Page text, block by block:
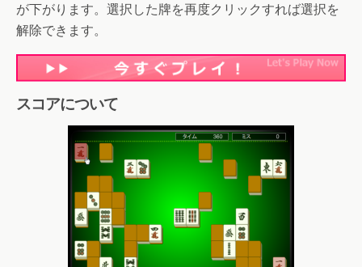
が下がります。選択した牌を再度クリックすれば選択を
解除できます。
スコアについて